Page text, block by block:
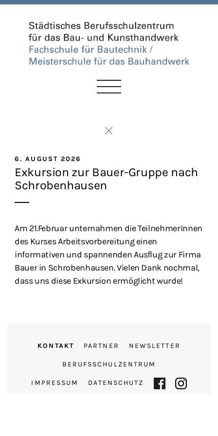
6. AUGUST 2026
Exkursion zur Bauer-Gruppe nach
Schrobenhausen
Am 21.Februar unternahmen die TeilnehmerInnen
des Kurses Arbeitsvorbereitung einen
informativen und spannenden Ausflug zur Firma
Bauer in Schrobenhausen. Vielen Dank nochmal,
dass uns diese Exkursion ermöglicht wurde!
KONTAKT PARTNER NEWSLETTER
BERUFSSCHULZENTRUM
IMPRESSUM DATENSCHUTZ